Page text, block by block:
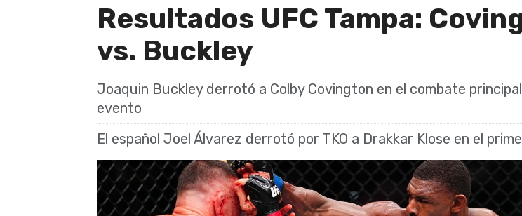
Resultados UFC Tampa:
vs. Buckley
Joaquin Buckley derrotó a Colby Covington en el combate
evento
El español Joel Álvarez derrotó por TKO a Drakkar Klose en el